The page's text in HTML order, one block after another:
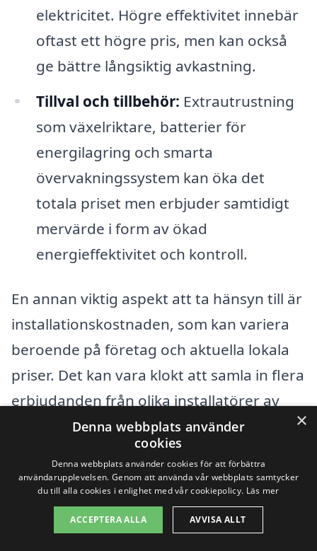
elektricitet. Högre effektivitet innebär
oftast ett högre pris, men kan också
ge bättre långsiktig avkastning.
Tillval och tillbehör: Extrautrustning
som växelriktare, batterier för
energilagring och smarta
övervakningssystem kan öka det
totala priset men erbjuder samtidigt
mervärde i form av ökad
energieffektivitet och kontroll.
En annan viktig aspekt att ta hänsyn till är
installationskostnaden, som kan variera
beroende på företag och aktuella lokala
priser. Det kan vara klokt att samla in flera
erbjudanden från olika installatörer av
solpaneler i Fjällbacka. Genom att göra
detta får du en bättre uppfattning om
marknadspriserna och kan hitta ett
erbjudande som passar din budget.
×
Denna webbplats använder
cookies
Denna webbplats använder cookies för att förbättra
användarupplevelsen. Genom att använda vår webbplats samtycker
du till alla cookies i enlighet med vår cookiepolicy. Läs mer
ACCEPTERA ALLA AVVISA ALLT